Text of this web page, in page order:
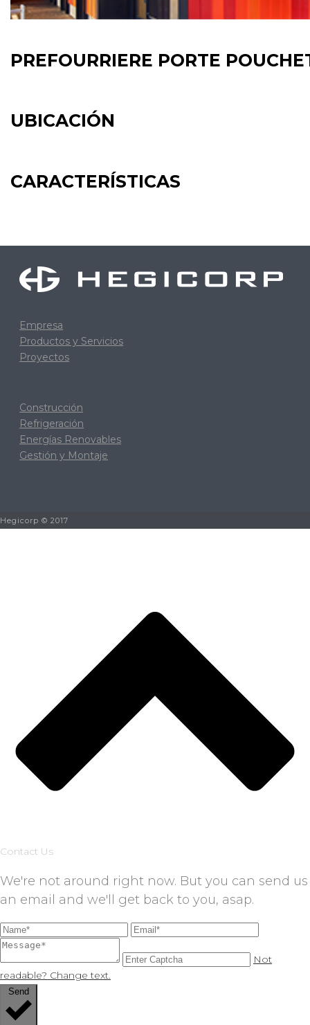
PREFOURRIERE PORTE
UBICACIÓN
CARACTERÍSTICAS
Empresa
Productos y Servicios
Proyectos
Construcción
Refrigeración
Energías Renovables
Gestión y Montaje
Hegicorp © 2017
Contact Us
We're not around right now. But you can send us
an email and we'll get back to you, asap.
Not
readable? Change text.
Send